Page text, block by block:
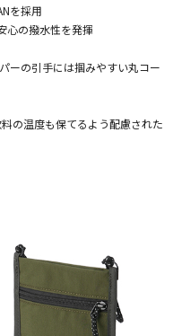
を採用
心の撥水性を発揮
ーの引手には掴みやすい丸コー
の温度も保てるよう配慮された